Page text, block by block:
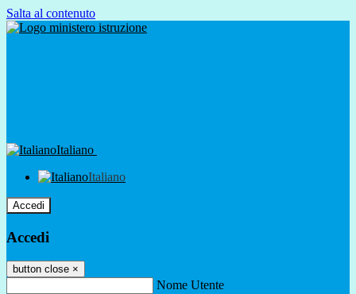
Salta al contenuto
Italiano
Italiano
Accedi
Accedi
button close ×
Nome Utente